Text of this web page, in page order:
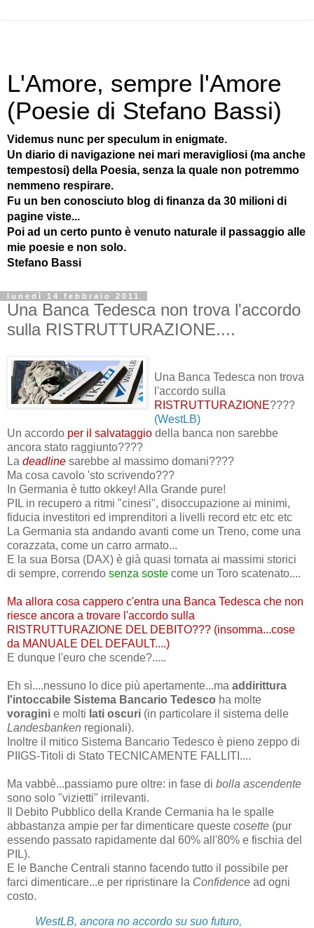
L'Amore, sempre l'Amore
(Poesie di Stefano Bassi)
Videmus nunc per speculum in enigmate.
Un diario di navigazione nei mari meravigliosi (ma anche
tempestosi) della Poesia, senza la quale non potremmo
nemmeno respirare.
Fu un ben conosciuto blog di finanza da 30 milioni di
pagine viste...
Poi ad un certo punto è venuto naturale il passaggio alle
mie poesie e non solo.
Stefano Bassi
lunedì 14 febbraio 2011
Una Banca Tedesca non trova l'accordo
sulla RISTRUTTURAZIONE....
Una Banca Tedesca non trova
l'accordo sulla
RISTRUTTURAZIONE????
(WestLB)
Un accordo per il salvataggio della banca non sarebbe
ancora stato raggiunto????
La deadline sarebbe al massimo domani????
Ma cosa cavolo 'sto scrivendo???
In Germania è tutto okkey! Alla Grande pure!
PIL in recupero a ritmi "cinesi", disoccupazione ai minimi,
fiducia investitori ed imprenditori a livelli record etc etc etc
La Germania sta andando avanti come un Treno, come una
corazzata, come un carro armato...
E la sua Borsa (DAX) è già quasi tornata ai massimi storici
di sempre, correndo senza soste come un Toro scatenato....
Ma allora cosa cappero c'entra una Banca Tedesca che non
riesce ancora a trovare l'accordo sulla
RISTRUTTURAZIONE DEL DEBITO??? (insomma...cose
da MANUALE DEL DEFAULT....)
E dunque l'euro che scende?.....
Eh sì....nessuno lo dice più apertamente...ma addirittura
l'intoccabile Sistema Bancario Tedesco ha molte
voragini e molti ati oscuri (in particolare il sistema delle
Landesbanken regionali).
Inoltre il mitico Sistema Bancario Tedesco è pieno zeppo di
PIIGS-Titoli di Stato TECNICAMENTE FALLITI....
Ma vabbè...passiamo pure oltre: in fase di bolla ascendente
sono solo "vizietti" irrilevanti.
Il Debito Pubblico della Krande Cermania ha le spalle
abbastanza ampie per far dimenticare queste cosette (pur
essendo passato rapidamente dal 60% all'80% e fischia del
PIL).
E le Banche Centrali stanno facendo tutto il possibile per
farci dimenticare...e per ripristinare la Confidence ad ogni
costo.
WestLB, ancora no accordo su suo futuro,